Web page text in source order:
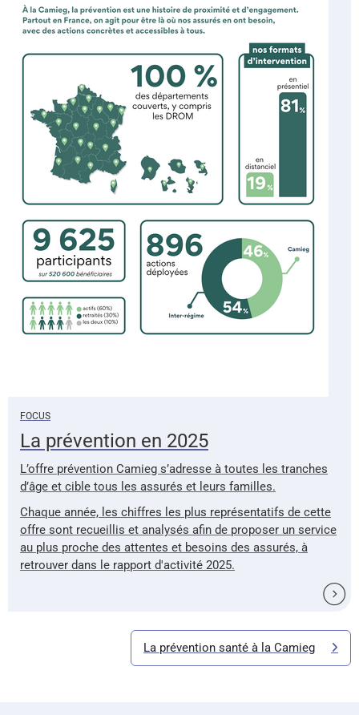
FOCUS
La prévention en 2025
L’offre prévention Camieg s’adresse à toutes les tranches
d’âge et cible tous les assurés et leurs familles.
Chaque année, les chiffres les plus représentatifs de cette
offre sont recueillis et analysés afin de proposer un service
au plus proche des attentes et besoins des assurés, à
retrouver dans le rapport d'activité 2025.
La prévention santé à la Camieg